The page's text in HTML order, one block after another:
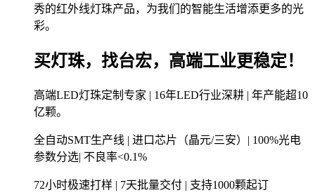
秀的红外线灯珠产品，为我们的智能生活增添更多的光
彩。
买灯珠，找台宏，高端工业更稳定！
高端LED灯珠定制专家 | 16年LED行业深耕 | 年产能超10
亿颗。
全自动SMT生产线 | 进口芯片（晶元/三安）| 100%光电
参数分选| 不良率<0.1%
72小时极速打样 | 7天批量交付 | 支持1000颗起订